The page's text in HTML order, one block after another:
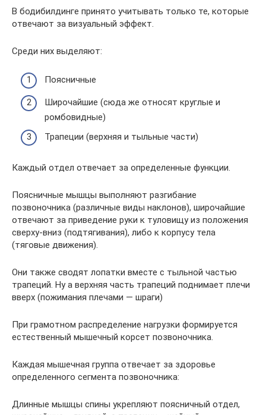
В бодибилдинге принято учитывать только те, которые
отвечают за визуальный эффект.
Среди них выделяют:
Поясничные
Широчайшие (сюда же относят круглые и
ромбовидные)
Трапеции (верхняя и тыльные части)
Каждый отдел отвечает за определенные функции.
Поясничные мышцы выполняют разгибание
позвоночника (различные виды наклонов), широчайшие
отвечают за приведение руки к туловищу из положения
сверху-вниз (подтягивания), либо к корпусу тела
(тяговые движения).
Они также сводят лопатки вместе с тыльной частью
трапеций. Ну а верхняя часть трапеций поднимает плечи
вверх (пожимания плечами — шраги)
При грамотном распределение нагрузки формируется
естественный мышечный корсет позвоночника.
Каждая мышечная группа отвечает за здоровье
определенного сегмента позвоночника:
Длинные мышцы спины укрепляют поясничный отдел,